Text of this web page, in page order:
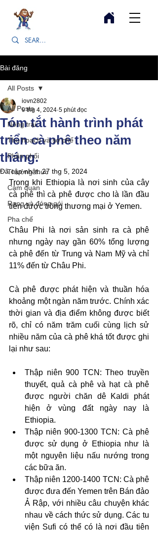
Bài đăng
All Posts
Nông trại
Thu hoạch và sơ chế
Phân phối
Thưởng thức
Cảm quan
Rang và đóng gói
Pha chế
All Posts
Tóm tắt hành trình phát
triển cà phê theo năm
tháng.
iovn2802
9 thg 4, 2024 5 phút đọc
Đã cập nhật:27 thg 5, 2024
Trong khi Ethiopia là nơi sinh của cây
cà phê thì cà phê được cho là lần đầu
tiên được trồng thương mại ở Yemen.
Châu Phi là nơi sản sinh ra cà phê
nhưng ngày nay gần 60% tổng lượng
cà phê đến từ Trung và Nam Mỹ và chỉ
11% đến từ Châu Phi.
Cà phê được phát hiện và thuần hóa
khoảng một ngàn năm trước. Chính xác
thời gian và địa điểm không được biết
rõ, chỉ có năm trăm cuối cùng lịch sử
nhiều năm của cà phê khá tốt được ghi
lại như sau:
Thập niên 900 TCN: Theo truyền
thuyết, quả cà phê và hạt cà phê
được người chăn dê Kaldi phát
hiện ở vùng đất ngày nay là
Ethiopia.
Thập niên 900-1300 TCN: Cà phê
được sử dụng ở Ethiopia như là
một nguyên liệu nấu nướng trong
các bữa ăn.
Thập niên 1200-1400 TCN: Cà phê
được đưa đến Yemen trên Bán đảo
Ả Rập, với nhiều câu chuyện khác
nhau về cách thức sử dụng. Các tu
viện Sufi có thể có là nơi đầu tiên